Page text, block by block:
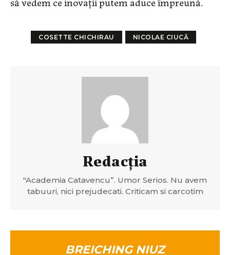
COSETTE CHICHIRAU NICOLAE CIUCĂ
Redacția
"Academia Catavencu”. Umor Serios. Nu avem
tabuuri, nici prejudecati. Criticam si carcotim
BREICHING NIUZ